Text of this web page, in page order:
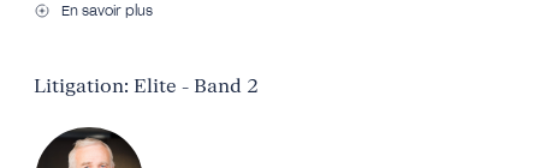
En savoir plus
Litigation: Elite - Band 2